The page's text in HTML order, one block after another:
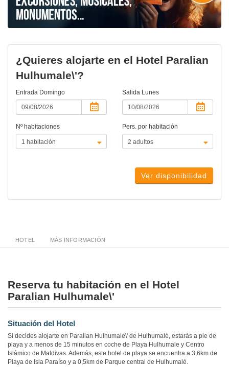
¿Quieres alojarte en el Hotel Paralian
Hulhumale\'?
Entrada Domingo Salida Lunes
Nº habitaciones Pers. por habitación
Ver disponibilidad
HOTEL MÁS INFORMACIÓN
Reserva tu habitación en el Hotel
Paralian Hulhumale\'
Situación del Hotel
Si decides alojarte en Paralian Hulhumale\' de Hulhumalé, estarás a pie de
playa y a menos de 15 minutos en coche de Playa Hulhumale y Centro
Islámico de Maldivas. Además, este hotel de playa se encuentra a 3,6km de
Playa de Isla Paraíso y a 0,5km de Parque central de Hulhumalé.